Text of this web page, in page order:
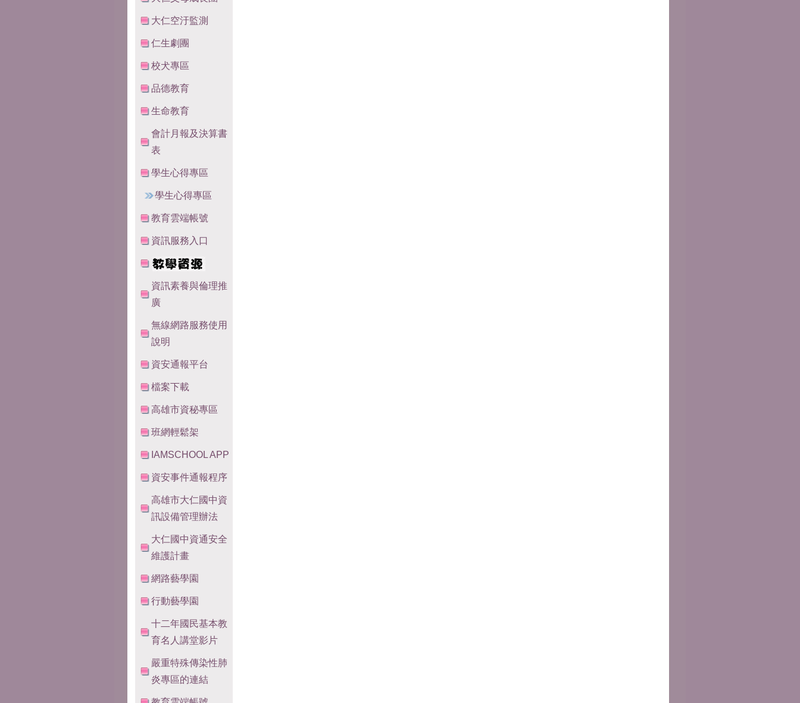
大仁空汙監測
仁生劇團
校犬專區
品德教育
生命教育
會計月報及決算書
表
學生心得專區
學生心得專區
教育雲端帳號
資訊服務入口
資訊素養與倫理推
廣
無線網路服務使用
說明
資安通報平台
檔案下載
高雄市資秘專區
班網輕鬆架
IAMSCHOOL APP
資安事件通報程序
高雄市大仁國中資
訊設備管理辦法
大仁國中資通安全
維護計畫
網路藝學園
行動藝學園
十二年國民基本教
育名人講堂影片
嚴重特殊傳染性肺
炎專區的連結